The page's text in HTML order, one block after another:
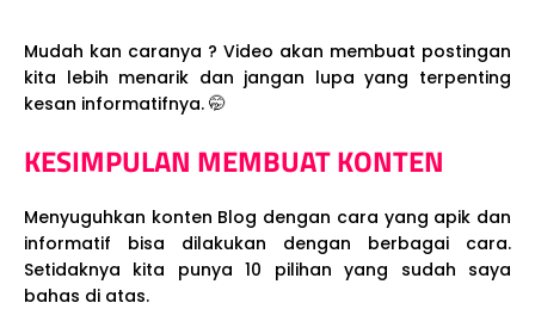
Mudah kan caranya ? Video akan membuat postingan
kita lebih menarik dan jangan lupa yang terpenting
kesan informatifnya. 🤭
KESIMPULAN MEMBUAT KONTEN
Menyuguhkan konten Blog dengan cara yang apik dan
informatif bisa dilakukan dengan berbagai cara.
Setidaknya kita punya 10 pilihan yang sudah saya
bahas di atas.